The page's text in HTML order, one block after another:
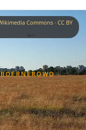
Commons · CC BY
·